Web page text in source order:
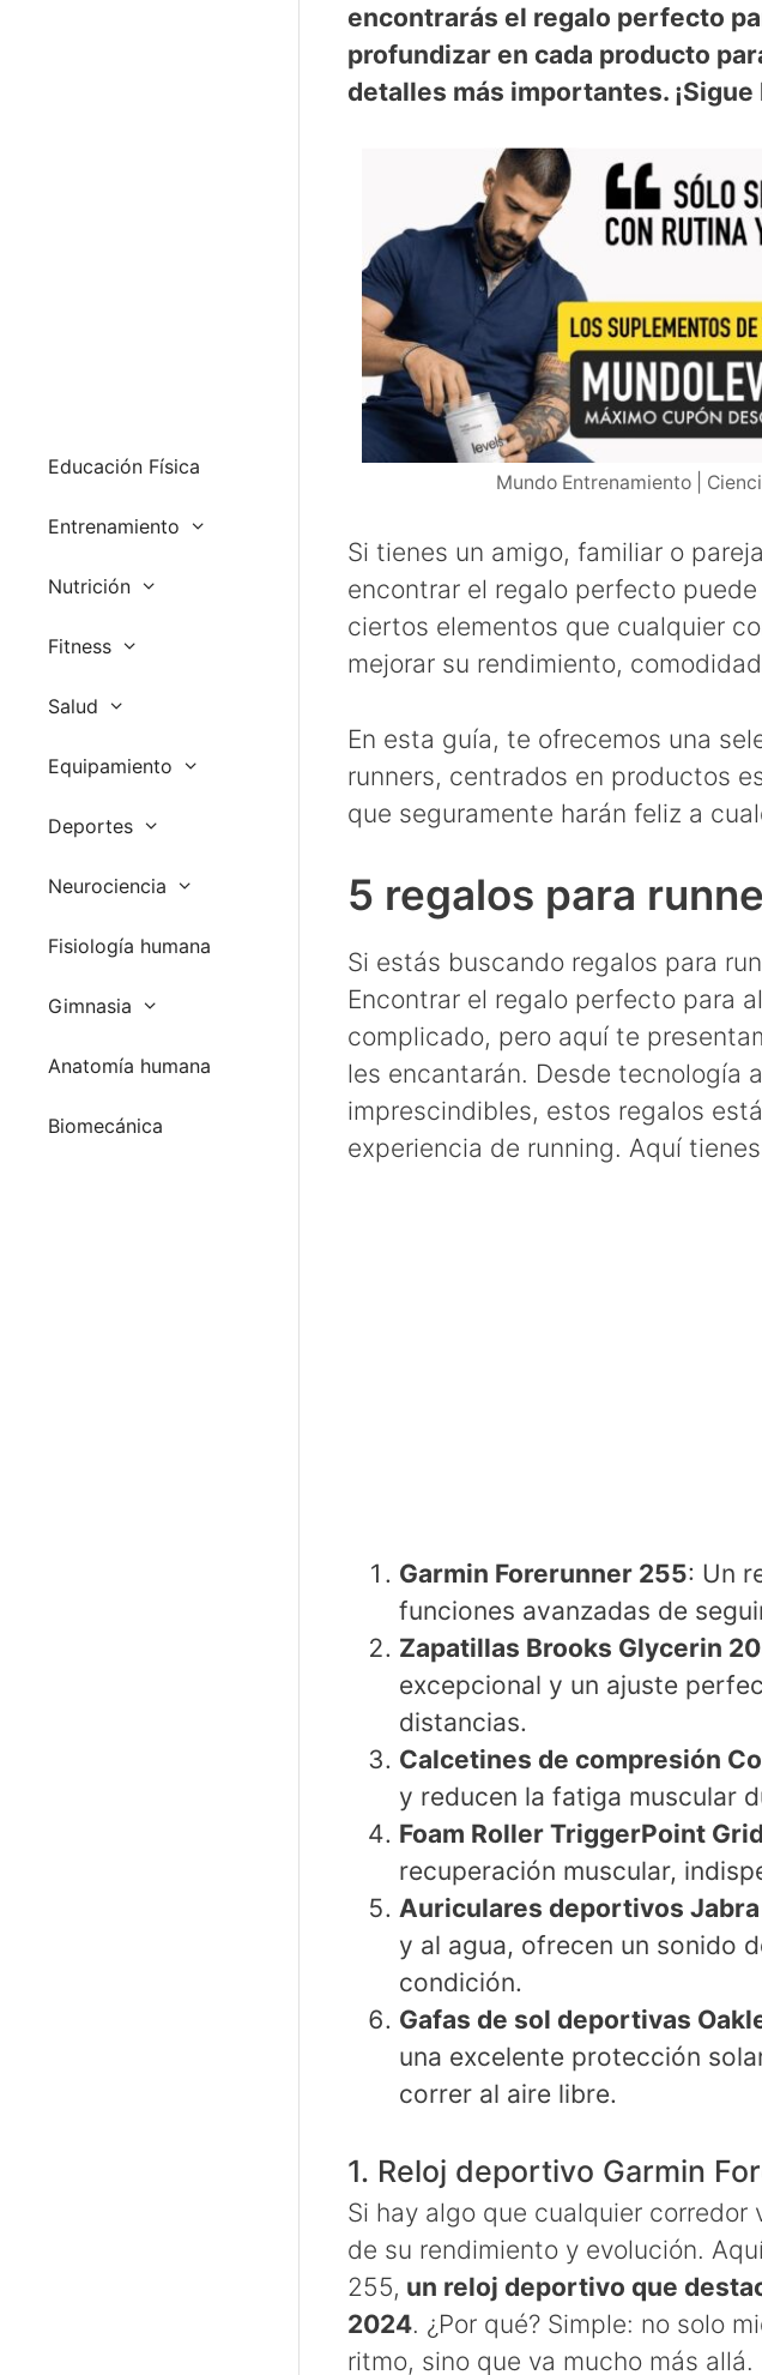
Educación Física
Entrenamiento
Nutrición
Fitness
Salud
Equipamiento
Deportes
Neurociencia
Fisiología humana
Gimnasia
Anatomía humana
Biomecánica
encontrarás el regalo perfecto
profundizar en cada producto
detalles más importantes.
Mundo Entrenamiento |
Si tienes un amigo, familiar o
encontrar el regalo perfecto
ciertos elementos que cualquier
mejorar su rendimiento,
En esta guía, te ofrecemos una
runners, centrados en productos
que seguramente harán feliz a
5 regalos para
Si estás buscando regalos para
Encontrar el regalo perfecto para
complicado, pero aquí te
les encantarán. Desde tecnología
imprescindibles, estos regalos
experiencia de running. Aquí
Garmin Forerunner 255: Un
funciones avanzadas de
Zapatillas Brooks Glycerin 20
excepcional y un ajuste
distancias.
Calcetines de compresión
y reducen la fatiga muscular
Foam Roller TriggerPoint Grid
recuperación muscular,
Auriculares deportivos
y al agua, ofrecen un sonido
condición.
Gafas de sol deportivas
una excelente protección
correr al aire libre.
1. Reloj deportivo Garmin
Si hay algo que cualquier
de su rendimiento y evolución.
255, un reloj deportivo que
2024. ¿Por qué? Simple: no solo
ritmo, sino que va mucho más allá.